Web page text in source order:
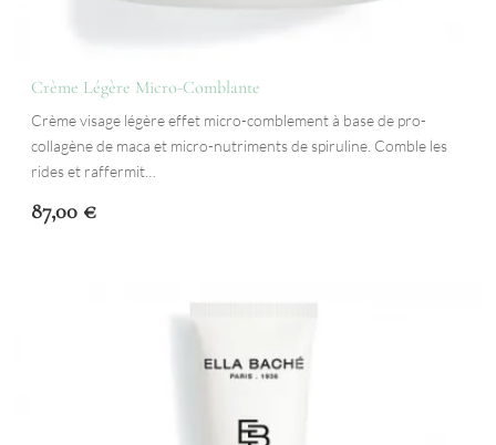
Crème Légère Micro-Comblante
Crème visage légère effet micro-comblement à base de pro-
collagène de maca et micro-nutriments de spiruline. Comble les
rides et raffermit…
87,00 €